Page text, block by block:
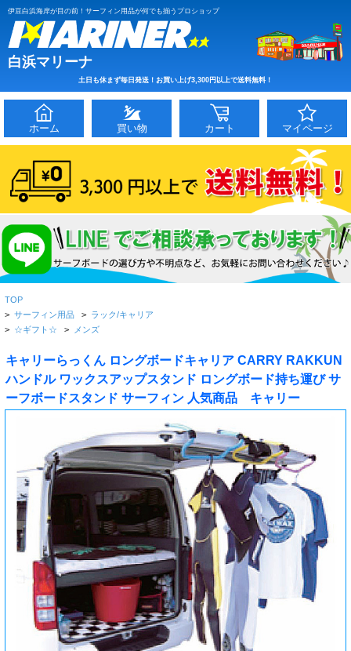
伊豆白浜海岸が目の前！サーフィン用品が何でも揃うプロショップ
白浜マリーナ
土日も休まず毎日発送！お買い上げ3,300円以上で送料無料！
ホーム 買い物 カート マイページ
TOP
> サーフィン用品 > ラック/キャリア
> ☆ギフト☆ > メンズ
キャリーらっくん ロングボードキャリア CARRY RAKKUN
ハンドル ワックスアップスタンド ロングボード持ち運び サ
ーフボードスタンド サーフィン 人気商品 キャリー